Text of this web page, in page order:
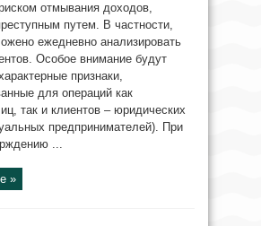
отмывания доходов,
путем. В частности,
ежедневно анализировать
Особое внимание будут
признаки,
для операций как
так и клиентов – юридических
предпринимателей). При
...
»